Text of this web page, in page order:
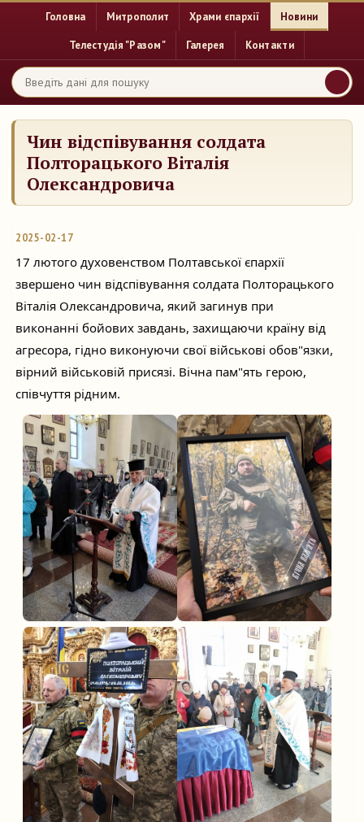
Головна Митрополит Храми єпархії Новини
Телестудія "Разом" Галерея Контакти
Чин відспівування солдата
Полторацького Віталія
Олександровича
2025-02-17
17 лютого духовенством Полтавської єпархії
звершено чин відспівування солдата Полторацького
Віталія Олександровича, який загинув при
виконанні бойових завдань, захищаючи країну від
агресора, гідно виконуючи свої військові обов"язки,
вірний військовій присязі. Вічна пам"ять герою,
співчуття рідним.